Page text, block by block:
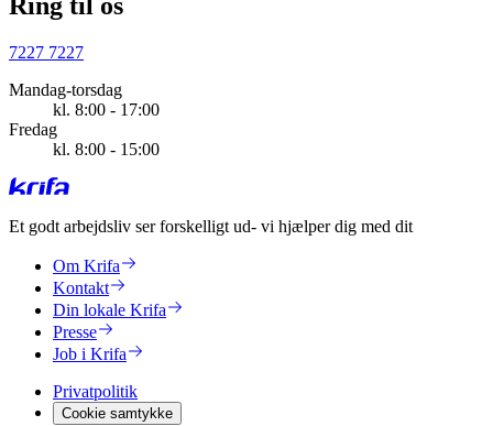
7227 7227
Mandag-torsdag
kl. 8:00 - 17:00
Fredag
kl. 8:00 - 15:00
Et godt arbejdsliv ser forskelligt ud- vi hjælper dig med dit
Om Krifa
Kontakt
Din lokale Krifa
Presse
Job i Krifa
Privatpolitik
Cookie samtykke